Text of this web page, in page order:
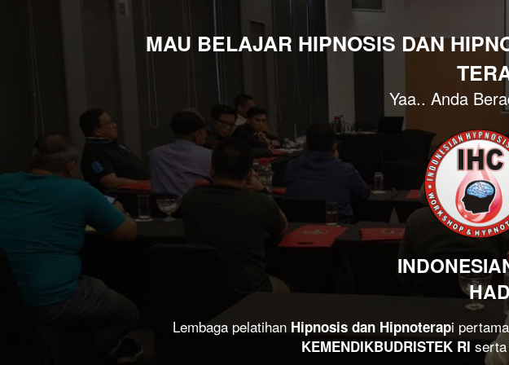
MAU BELAJAR HIPNOSIS DAN
Yaa.. Anda
Lembaga pelatihan Hipnosis dan Hipnoterap
KEMENDIKBUDRISTEK RI serta